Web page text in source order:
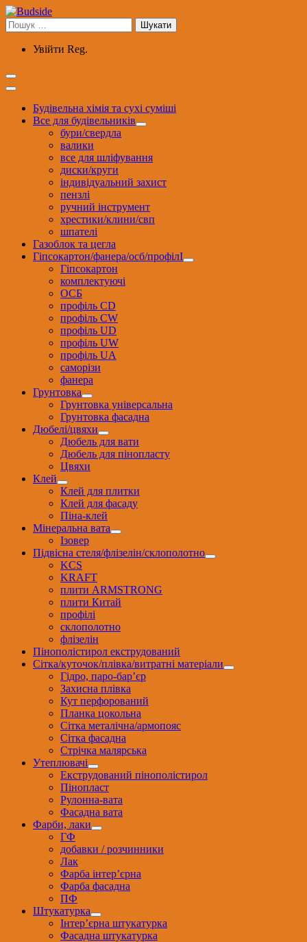
Перейти
до
вмісту
Пошук:
Увійти Reg.
Будівельна хімія та сухі суміші
Все для будівельників
бури/свердла
валики
все для шліфування
диски/круги
індивідуальний захист
пензлі
ручний інструмент
хрестики/клини/свп
шпателі
Газоблок та цегла
Гіпсокартон/фанера/осб/профілІ
Гіпсокартон
комплектуючі
ОСБ
профіль CD
профіль CW
профіль UD
профіль UW
профіль UА
саморізи
фанера
Грунтовка
Грунтовка універсальна
Грунтовка фасадна
Дюбелі/цвяхи
Дюбель для вати
Дюбель для пінопласту
Цвяхи
Клей
Клей для плитки
Клей для фасаду
Піна-клей
Мінеральна вата
Ізовер
Підвісна стеля/флізелін/склополотно
KCS
KRAFT
плити ARMSTRONG
плити Китай
профілі
склополотно
флізелін
Пінополістирол екструдований
Сітка/куточок/плівка/витратні матеріали
Гідро, паро-бар’єр
Захисна плівка
Кут перфорований
Планка цокольна
Сітка металічна/армопояс
Сітка фасадна
Стрічка малярська
Утеплювачі
Екструдований пінополістирол
Пінопласт
Рулонна-вата
Фасадна вата
Фарби, лаки
ГФ
добавки / розчинники
Лак
Фарба інтер’єрна
Фарба фасадна
ПФ
Штукатурка
Інтер’єрна штукатурка
Фасадна штукатурка